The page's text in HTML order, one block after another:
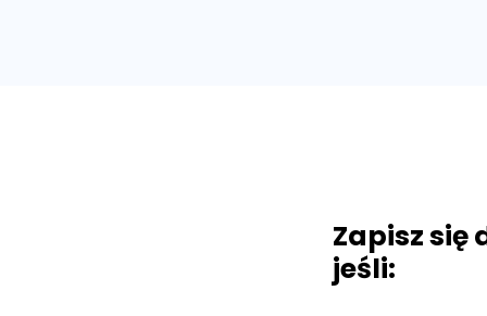
Zapisz się
jeśli: